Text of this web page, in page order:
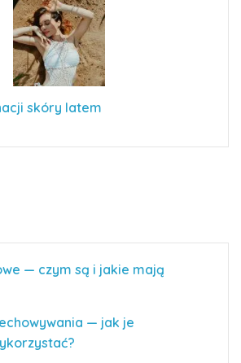
skóry latem
— czym są i jakie mają
— jak je